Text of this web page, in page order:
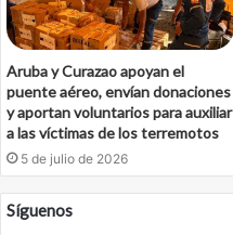
Aruba y Curazao apoyan el
puente aéreo, envían donaciones
y aportan voluntarios para auxiliar
a las víctimas de los terremotos
5 de julio de 2026
Síguenos